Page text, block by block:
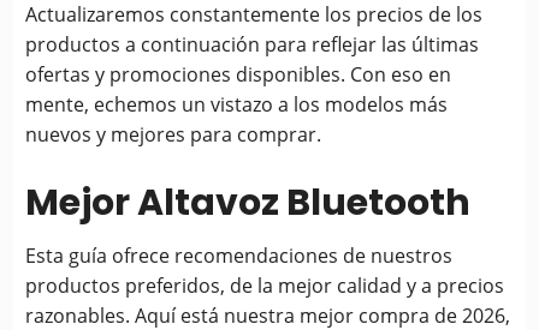
Actualizaremos constantemente los precios de los
productos a continuación para reflejar las últimas
ofertas y promociones disponibles. Con eso en
mente, echemos un vistazo a los modelos más
nuevos y mejores para comprar.
Mejor Altavoz Bluetooth
Esta guía ofrece recomendaciones de nuestros
productos preferidos, de la mejor calidad y a precios
razonables. Aquí está nuestra mejor compra de 2026,